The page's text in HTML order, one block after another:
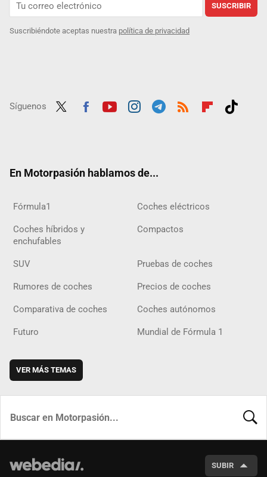
SUSCRIBIR
Suscribiéndote aceptas nuestra política de privacidad
Síguenos
En Motorpasión hablamos de...
Fórmula1 Coches eléctricos
Coches híbridos y
enchufables
Compactos
SUV Pruebas de coches
Rumores de coches Precios de coches
Comparativa de coches Coches autónomos
Futuro Mundial de Fórmula 1
VER MÁS TEMAS
SUBIR